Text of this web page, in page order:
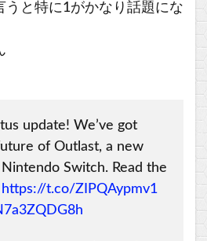
うと特に1がかなり話題にな
update! We’ve got
of Outlast, a new
Switch. Read the
https://t.co/ZIPQAypmv1